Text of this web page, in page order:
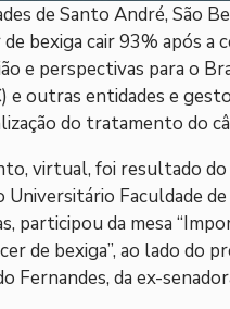
de Santo André, São
de bexiga cair 93% após a
e perspectivas para o
e outras entidades e
do tratamento do
virtual, foi resultado do
Universitário Faculdade
participou da mesa
de bexiga”, ao lado do
Fernandes, da ex-